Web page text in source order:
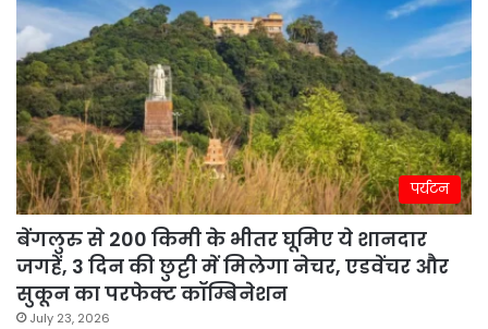
पर्यटन
बेंगलुरु से 200 किमी के भीतर घूमिए ये शानदार
जगहें, 3 दिन की छुट्टी में मिलेगा नेचर, एडवेंचर और
सुकून का परफेक्ट कॉम्बिनेशन
July 23, 2026